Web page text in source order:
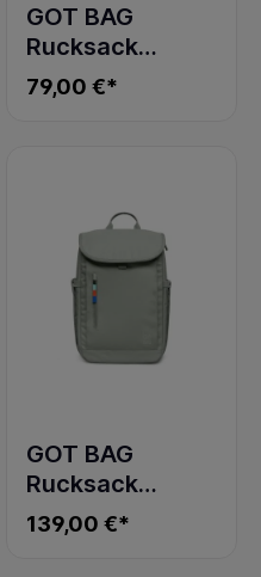
GOT BAG
Rucksack
ROLLTOP EASY
SMALL black
79,00 €*
GOT BAG
Rucksack
SERENE PACK
bass
139,00 €*